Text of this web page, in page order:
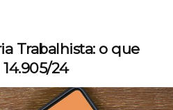
Trabalhista: o que
24